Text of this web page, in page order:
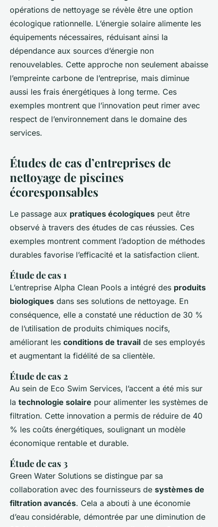
opérations de nettoyage se révèle être une option
écologique rationnelle. L’énergie solaire alimente les
équipements nécessaires, réduisant ainsi la
dépendance aux sources d’énergie non
renouvelables. Cette approche non seulement abaisse
l’empreinte carbone de l’entreprise, mais diminue
aussi les frais énergétiques à long terme. Ces
exemples montrent que l’innovation peut rimer avec
respect de l’environnement dans le domaine des
services.
Études de cas d’entreprises de
nettoyage de piscines
écoresponsables
Le passage aux pratiques écologiques peut être
observé à travers des études de cas réussies. Ces
exemples montrent comment l’adoption de méthodes
durables favorise l’efficacité et la satisfaction client.
Étude de cas 1
L’entreprise Alpha Clean Pools a intégré des produits
biologiques dans ses solutions de nettoyage. En
conséquence, elle a constaté une réduction de 30 %
de l’utilisation de produits chimiques nocifs,
améliorant les conditions de travail de ses employés
et augmentant la fidélité de sa clientèle.
Étude de cas 2
Au sein de Eco Swim Services, l’accent a été mis sur
la technologie solaire pour alimenter les systèmes de
filtration. Cette innovation a permis de réduire de 40
% les coûts énergétiques, soulignant un modèle
économique rentable et durable.
Étude de cas 3
Green Water Solutions se distingue par sa
collaboration avec des fournisseurs de systèmes de
filtration avancés. Cela a abouti à une économie
d’eau considérable, démontrée par une diminution de